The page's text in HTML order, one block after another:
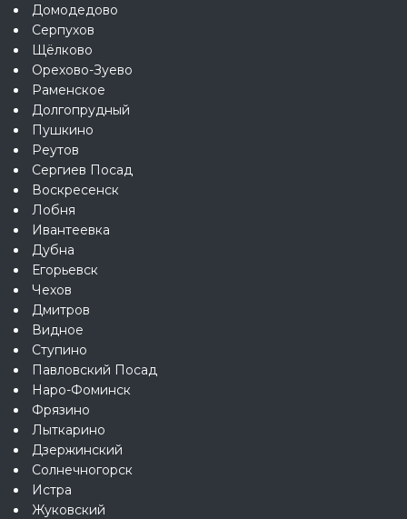
Домодедово
Серпухов
Щёлково
Орехово-Зуево
Раменское
Долгопрудный
Пушкино
Реутов
Сергиев Посад
Воскресенск
Лобня
Ивантеевка
Дубна
Егорьевск
Чехов
Дмитров
Видное
Ступино
Павловский Посад
Наро-Фоминск
Фрязино
Лыткарино
Дзержинский
Солнечногорск
Истра
Жуковский